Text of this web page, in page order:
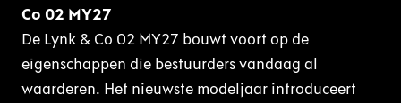
Co 02 MY27
De Lynk & Co 02 MY27 bouwt voort op de
eigenschappen die bestuurders vandaag al
waarderen. Het nieuwste modeljaar introduceert